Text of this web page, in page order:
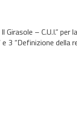
– C.U.I.” per
3 “Definizione della